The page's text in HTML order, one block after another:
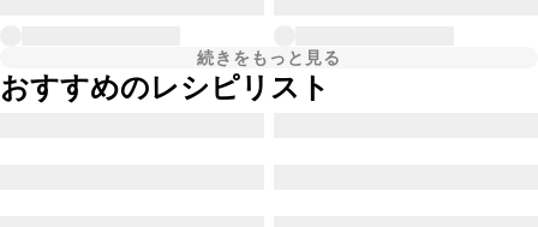
続きをもっと見る
おすすめのレシピリスト